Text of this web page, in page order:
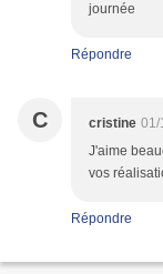
journée
Répondre
C cristine 01/
J'aime
vos
Répondre